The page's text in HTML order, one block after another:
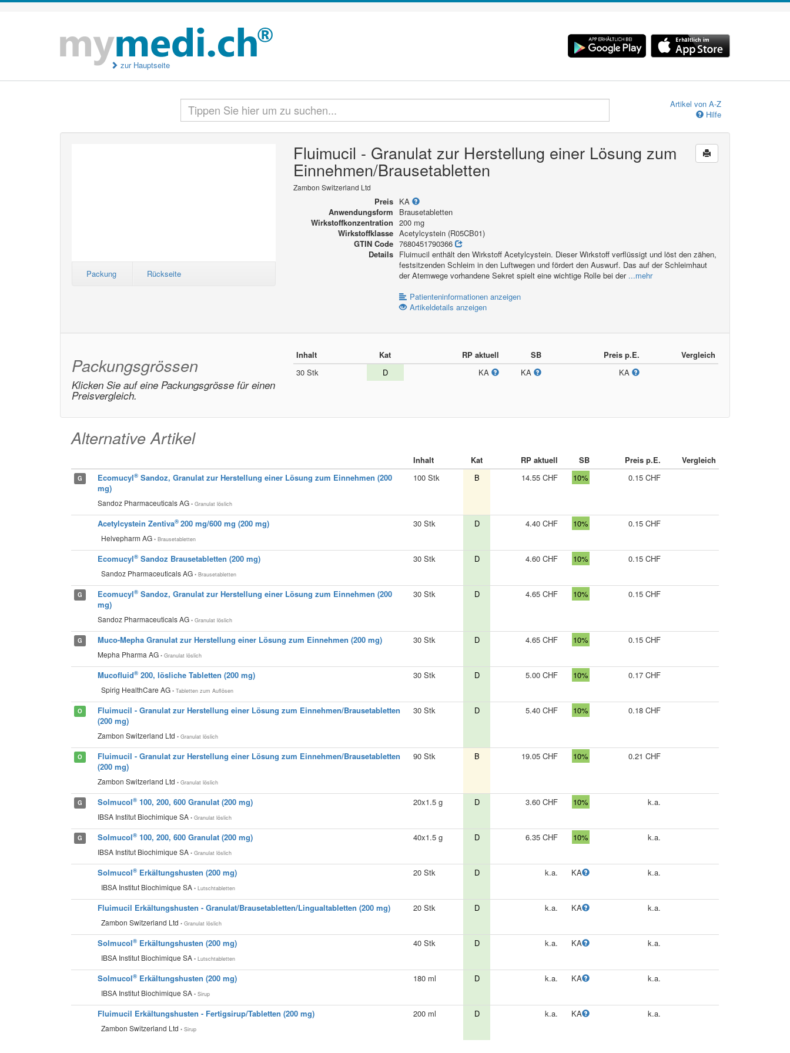
zur Hauptseite
Artikel von A-Z
Hilfe
Packung Rückseite
Fluimucil - Granulat zur Herstellung einer Lösung zum
Einnehmen/Brausetabletten
Zambon Switzerland Ltd
Preis KA
Anwendungsform
Brausetabletten
Wirkstoffkonzentration 200 mg
Wirkstoffklasse Acetylcystein (R05CB01)
GTIN Code 7680451790366
Details Fluimucil enthält den Wirkstoff Acetylcystein. Dieser Wirkstoff verflüssigt und löst den zähen,
festsitzenden Schleim in den Luftwegen und fördert den Auswurf. Das auf der Schleimhaut
der Atemwege vorhandene Sekret spielt eine wichtige Rolle bei der ...mehr
Patienteninformationen anzeigen
Artikeldetails anzeigen
Packungsgrössen
Klicken Sie auf eine Packungsgrösse für einen
Preisvergleich.
Inhalt Kat RP aktuell SB Preis p.E.
Vergleich
30 Stk
D KA KA KA
Alternative Artikel
Inhalt Kat RP aktuell SB Preis p.E. Vergleich
G Ecomucyl® Sandoz, Granulat zur Herstellung einer Lösung zum Einnehmen (200
mg)
Sandoz Pharmaceuticals AG • Granulat löslich
100 Stk B 14.55 CHF 10% 0.15 CHF
Acetylcystein Zentiva® 200 mg/600 mg (200 mg)
Helvepharm AG • Brausetabletten
30 Stk D 4.40 CHF 10% 0.15 CHF
Ecomucyl® Sandoz Brausetabletten (200 mg)
Sandoz Pharmaceuticals AG • Brausetabletten
30 Stk D 4.60 CHF 10% 0.15 CHF
G Ecomucyl® Sandoz, Granulat zur Herstellung einer Lösung zum Einnehmen (200
mg)
Sandoz Pharmaceuticals AG • Granulat löslich
30 Stk D 4.65 CHF 10% 0.15 CHF
G Muco-Mepha Granulat zur Herstellung einer Lösung zum Einnehmen (200 mg)
Mepha Pharma AG • Granulat löslich
30 Stk D 4.65 CHF 10% 0.15 CHF
Mucofluid® 200, lösliche Tabletten (200 mg)
Spirig HealthCare AG • Tabletten zum Auflösen
30 Stk D 5.00 CHF 10% 0.17 CHF
O
Fluimucil - Granulat zur Herstellung einer Lösung zum Einnehmen/Brausetabletten
(200 mg)
Zambon Switzerland Ltd • Granulat löslich
30 Stk D 5.40 CHF 10% 0.18 CHF
O
Fluimucil - Granulat zur Herstellung einer Lösung zum Einnehmen/Brausetabletten
(200 mg)
Zambon Switzerland Ltd • Granulat löslich
90 Stk B 19.05 CHF 10% 0.21 CHF
G Solmucol® 100, 200, 600 Granulat (200 mg)
IBSA Institut Biochimique SA • Granulat löslich
20x1.5 g D 3.60 CHF 10% k.a.
G Solmucol® 100, 200, 600 Granulat (200 mg)
IBSA Institut Biochimique SA • Granulat löslich
40x1.5 g D 6.35 CHF 10% k.a.
Solmucol® Erkältungshusten (200 mg)
IBSA Institut Biochimique SA • Lutschtabletten
20 Stk D k.a. KA k.a.
Fluimucil Erkältungshusten - Granulat/Brausetabletten/Lingualtabletten (200 mg)
Zambon Switzerland Ltd • Granulat löslich
20 Stk D k.a. KA k.a.
Solmucol® Erkältungshusten (200 mg)
IBSA Institut Biochimique SA • Lutschtabletten
40 Stk D k.a. KA k.a.
Solmucol® Erkältungshusten (200 mg)
IBSA Institut Biochimique SA • Sirup
180 ml D k.a. KA k.a.
Fluimucil Erkältungshusten - Fertigsirup/Tabletten (200 mg)
Zambon Switzerland Ltd • Sirup
200 ml D k.a. KA k.a.